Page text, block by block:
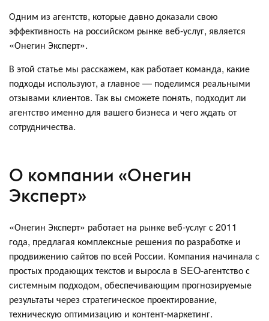
Одним из агентств, которые давно доказали свою
эффективность на российском рынке веб-услуг, является
«Онегин Эксперт».
В этой статье мы расскажем, как работает команда, какие
подходы используют, а главное — поделимся реальными
отзывами клиентов. Так вы сможете понять, подходит ли
агентство именно для вашего бизнеса и чего ждать от
сотрудничества.
О компании «Онегин
Эксперт»
«Онегин Эксперт» работает на рынке веб-услуг с 2011
года, предлагая комплексные решения по разработке и
продвижению сайтов по всей России. Компания начинала с
простых продающих текстов и выросла в SEO-агентство с
системным подходом, обеспечивающим прогнозируемые
результаты через стратегическое проектирование,
техническую оптимизацию и контент-маркетинг.